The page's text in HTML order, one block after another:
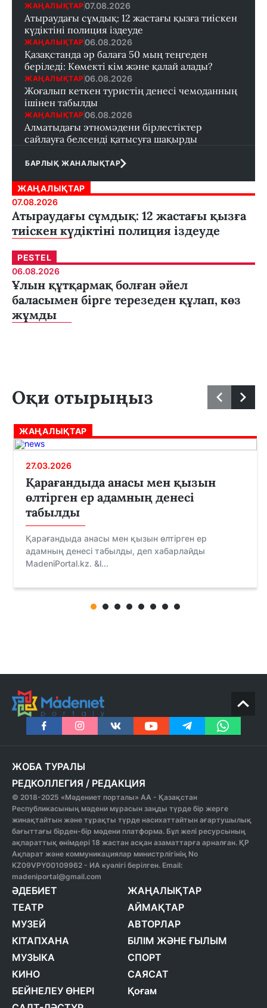
ЖАҢАЛЫҚТАР 07.08.2026
Атыраудағы сұмдық: 12 жастағы қызға тиіскен
күдіктіні полиция іздеуде
ЖАҢАЛЫҚТАР 06.08.2026
Қазақстанда әр балаға 50 мың теңгеден
беріледі: Көмекті кім және қалай алады?
ЖАҢАЛЫҚТАР 06.08.2026
Жоғалып кеткен туристің денесі чемоданның
ішінен табылды
ЖАҢАЛЫҚТАР 06.08.2026
Алматыдағы этномәдени бірлестіктер
сайлауға белсенді қатысуға шақырды
БАРЛЫҚ ЖАНАЛЫҚТАР
ЖАҢАЛЫҚТАР
07.08.2026
Атыраудағы сұмдық: 12 жастағы қызға
тиіскен күдіктіні полиция іздеуде
PESTEL
06.08.2026
Ұлын құтқармақ болған әйел
баласымен бірге терезеден құлап, көз
жұмды
Оқи отырыңыз
ЖАҢАЛЫҚТАР
27.03.2026
Қарағандыда анасы мен қызын
өлтірген ер адамның денесі
табылды
Қарағандыда анасы мен қызын өлтірген ер
адамның денесі табылды, деп хабарлайды
MadeniPortal.kz. &l...
ЖОБА ТУРАЛЫ
РЕДКОЛЛЕГИЯ / РЕДАКЦИЯ
© 2018-2025 «Мәдениет порталы» АА - Қазақстан
Республикасының мәдени мұрасын заңды түрде бір жерге
жинақтайтын және тұрақты түрде насихаттайтын ағартушылық
бағыттағы бірден-бір мәдени платформа. Бұл желі ресурсының
ақпараттық өнімдері 18 жастан асқан азаматтарға арналған. ҚР
Ақпарат және коммуникациялар министрлігінің No
KZ09VPY00109962 - ИА куәлігі берілген. Email:
madeniportal@gmail.com
ӘДЕБИЕТ
ТЕАТР
МУЗЕЙ
КІТАПХАНА
МУЗЫКА
КИНО
БЕЙНЕЛЕУ ӨНЕРІ
ЖАҢАЛЫҚТАР
АЙМАҚТАР
АВТОРЛАР
БІЛІМ ЖӘНЕ ҒЫЛЫМ
СПОРТ
САЯСАТ
Қоғам